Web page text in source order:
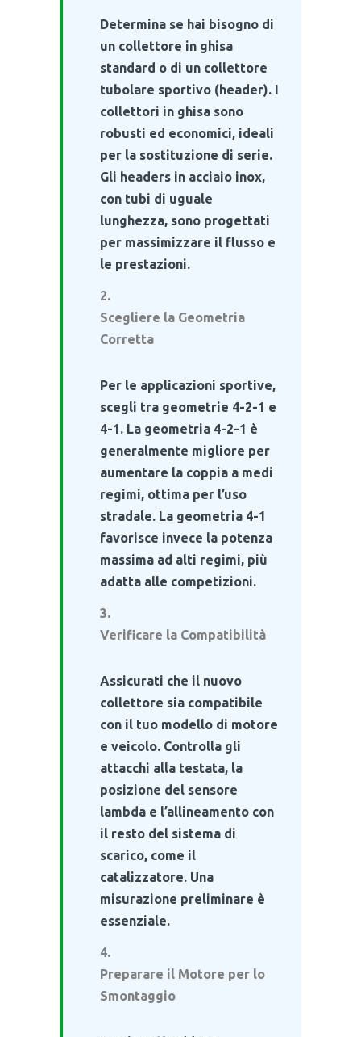
Determina se hai bisogno di
un collettore in ghisa
standard o di un collettore
tubolare sportivo (header). I
collettori in ghisa sono
robusti ed economici, ideali
per la sostituzione di serie.
Gli headers in acciaio inox,
con tubi di uguale
lunghezza, sono progettati
per massimizzare il flusso e
le prestazioni.
Scegliere la Geometria
Corretta
Per le applicazioni sportive,
scegli tra geometrie 4-2-1 e
4-1. La geometria 4-2-1 è
generalmente migliore per
aumentare la coppia a medi
regimi, ottima per l’uso
stradale. La geometria 4-1
favorisce invece la potenza
massima ad alti regimi, più
adatta alle competizioni.
Verificare la Compatibilità
Assicurati che il nuovo
collettore sia compatibile
con il tuo modello di motore
e veicolo. Controlla gli
attacchi alla testata, la
posizione del sensore
lambda e l’allineamento con
il resto del sistema di
scarico, come il
catalizzatore. Una
misurazione preliminare è
essenziale.
Preparare il Motore per lo
Smontaggio